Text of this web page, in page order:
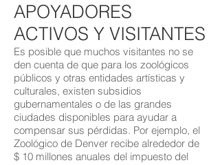
APOYADORES
ACTIVOS Y VISITANTES
Es posible que muchos visitantes no se
den cuenta de que para los zoológicos
públicos y otras entidades artísticas y
culturales, existen subsidios
gubernamentales o de las grandes
ciudades disponibles para ayudar a
compensar sus pérdidas. Por ejemplo, el
Zoológico de Denver recibe alrededor de
$ 10 millones anuales del impuesto del